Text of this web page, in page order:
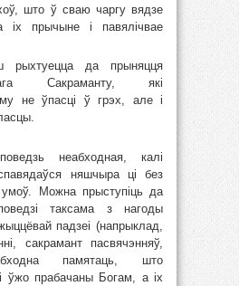
што ў сваю чаргу вядзе
прычыне і павялічвае
рыхтуецца да прыняцця
Сакраманту, які
не ўпасці ў грэх, але і
неабходная, калі
няшчыра ці без
умоў. Можна прыступіць да
таксама з нагоды
падзеі (напрыклад,
сакрамант пасвячэнняў,
памятаць, што
ўжо прабачаны Богам, а іх